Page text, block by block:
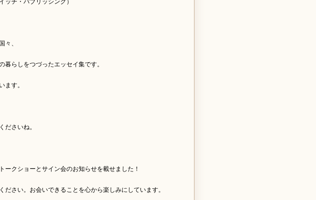
、
らしをつづったエッセイ集です。
す。
ださいね。
ークショーとサイン会のお知らせを載せました！
ださい。お会いできることを心から楽しみにしています。